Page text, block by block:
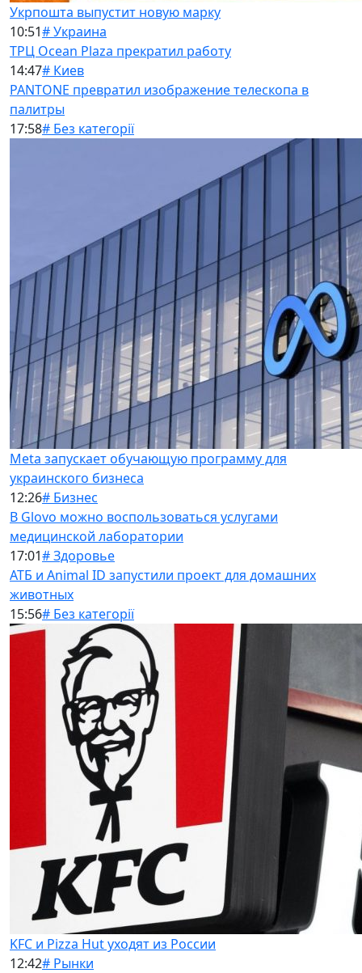
Укрпошта выпустит новую марку
10:51# Украина
ТРЦ Ocean Plaza прекратил работу
14:47# Киев
PANTONE превратил изображение телескопа в
палитры
17:58# Без категорії
Meta запускает обучающую программу для
украинского бизнеса
12:26# Бизнес
В Glovo можно воспользоваться услугами
медицинской лаборатории
17:01# Здоровье
АТБ и Animal ID запустили проект для домашних
животных
15:56# Без категорії
KFC и Pizza Hut уходят из России
12:42# Рынки